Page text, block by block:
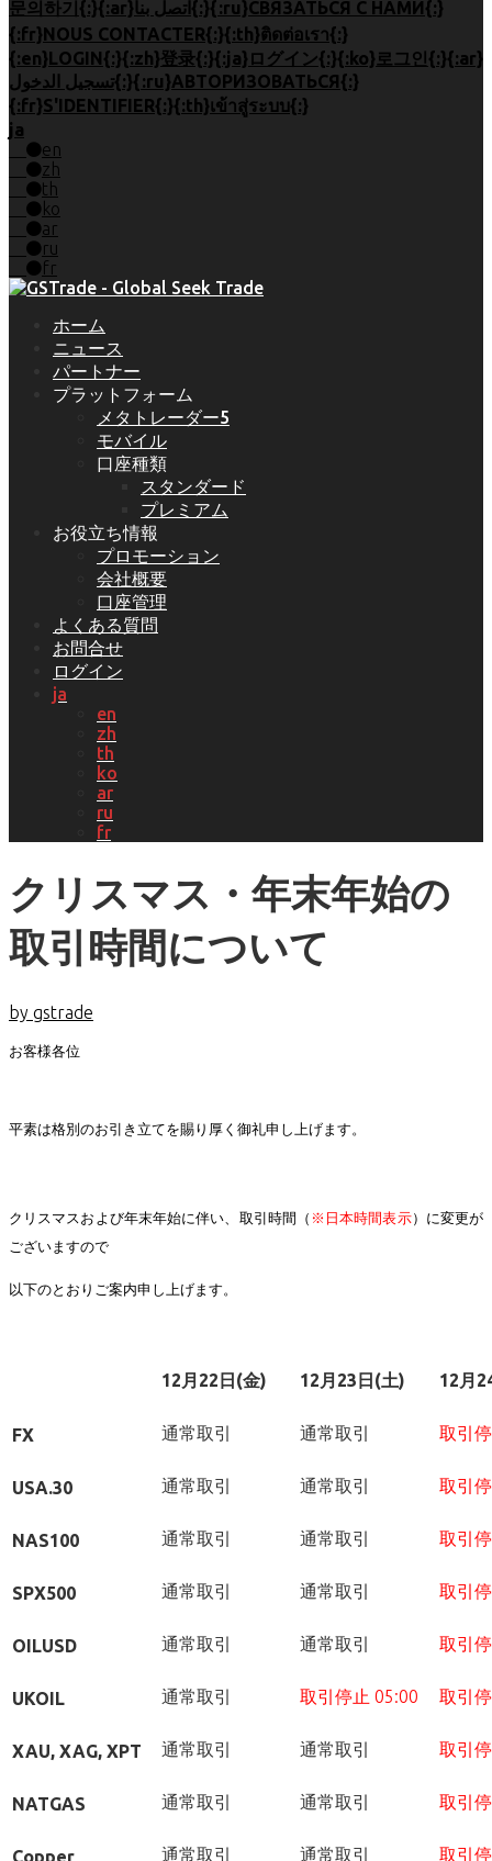
문의하기{:}{:ar}اتصل بنا{:}{:ru}СВЯЗАТЬСЯ С НАМИ{:}
{:fr}NOUS CONTACTER{:}{:th}ติดต่อเรา{:}
{:en}LOGIN{:}{:zh}登录{:}{:ja}ログイン{:}{:ko}로그인{:}{:ar}
تسجيل الدخول{:}{:ru}АВТОРИЗОВАТЬСЯ{:}
{:fr}S'IDENTIFIER{:}{:th}เข้าสู่ระบบ{:}
ja
en
zh
th
ko
ar
ru
fr
ホーム
ニュース
パートナー
プラットフォーム
メタトレーダー5
モバイル
口座種類
スタンダード
プレミアム
お役立ち情報
プロモーション
会社概要
口座管理
よくある質問
お問合せ
ログイン
ja
en
zh
th
ko
ar
ru
fr
クリスマス・年末年始の
取引時間について
by gstrade
お客様各位
平素は格別のお引き立てを賜り厚く御礼申し上げます。
クリスマスおよび年末年始に伴い、取引時間（ ※日本時間表示）に変更が
ございますので
以下のとおりご案内申し上げます。
12 月22日(金) 12 月23日(土) 12 月
FX 通常取引 通常取引 取引
USA.30 通常取引 通常取引 取引
NAS100 通常取引 通常取引 取引
SPX500 通常取引 通常取引 取引
OILUSD 通常取引 通常取引 取引
UKOIL 通常取引 取引停止 05:00 取引
XAU, XAG, XPT 通常取引 通常取引 取引
NATGAS 通常取引 通常取引 取引
Copper 通常取引 通常取引 取引